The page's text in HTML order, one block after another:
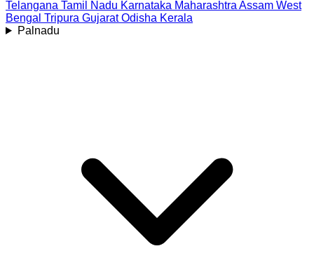
Telangana Tamil Nadu Karnataka Maharashtra Assam West
Bengal Tripura Gujarat Odisha Kerala
Palnadu